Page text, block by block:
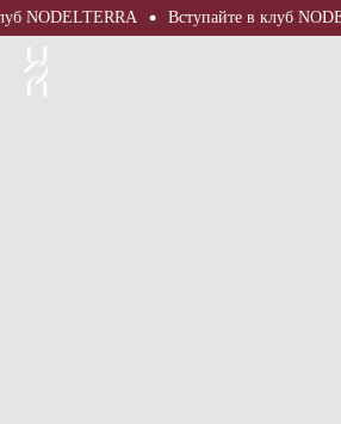
NODELTERRA Вступайте в клуб